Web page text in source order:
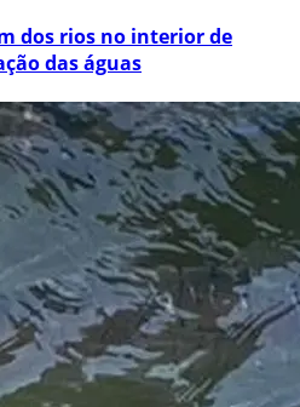
dos rios no interior de
das águas